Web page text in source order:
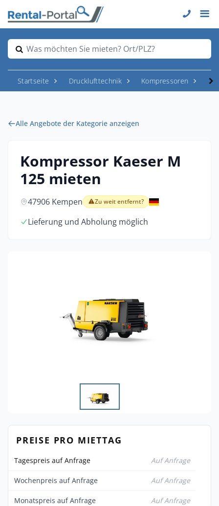
Was möchten Sie mieten? Ort/PLZ?
Startseite Drucklufttechnik Kompressoren
Alle Angebote der Kategorie anzeigen
Kompressor Kaeser M
125 mieten
47906 Kempen Zu weit entfernt?
Lieferung und Abholung möglich
PREISE PRO MIETTAG
Tagespreis auf Anfrage Auf Anfrage
Wochenpreis auf Anfrage Auf Anfrage
Monatspreis auf Anfrage Auf Anfrage